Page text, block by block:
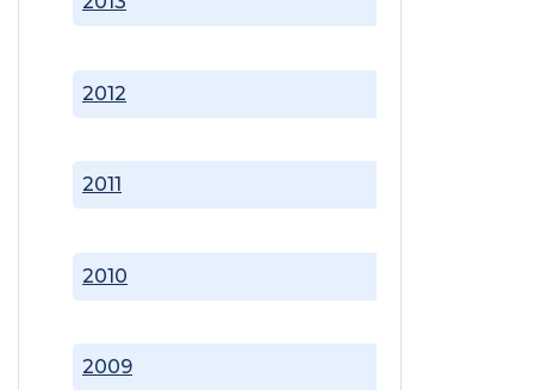
2009
2010
2011
2012